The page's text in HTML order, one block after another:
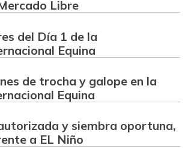
Libre
del Día 1 de la
Equina
de trocha y galope en la
Equina
y siembra oportuna,
a EL Niño